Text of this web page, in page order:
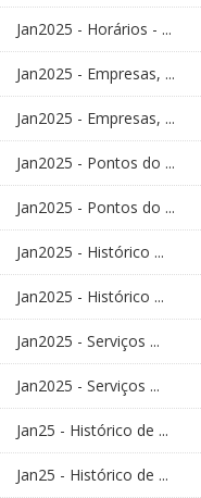
Jan2025 - Horários - ...
Jan2025 - Empresas, ...
Jan2025 - Empresas, ...
Jan2025 - Pontos do ...
Jan2025 - Pontos do ...
Jan2025 - Histórico ...
Jan2025 - Histórico ...
Jan2025 - Serviços ...
Jan2025 - Serviços ...
Jan25 - Histórico de ...
Jan25 - Histórico de ...